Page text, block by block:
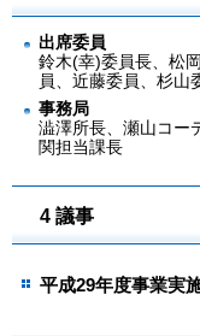
出席委員
鈴木(幸)委員長、松
員、近藤委員、杉山
事務局
澁澤所長、瀬山コー
関担当課長
4 議事
平成29年度事業実